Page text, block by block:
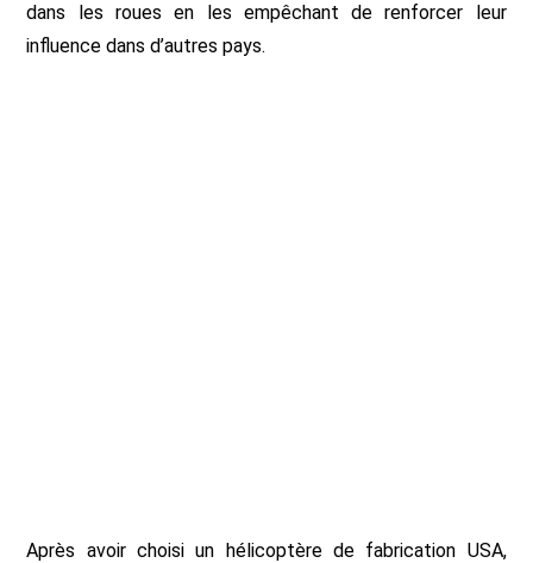
dans les roues en les empêchant de renforcer leur
influence dans d’autres pays.
Après avoir choisi un hélicoptère de fabrication USA,